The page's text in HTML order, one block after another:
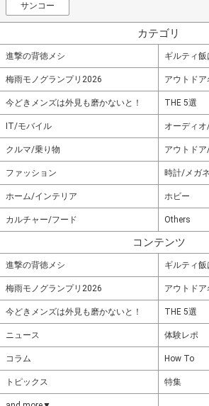
サンコー
カテゴリ
進撃の背徳メシ ギルティ
梅雨モノグランプリ2026 アウトド
今どきメンズは外見も磨かないと！ THE 5選
IT/モバイル オーディ
クルマ/乗り物 アウトド
ファッション 時計/メガネ
ホーム/インテリア ホビー
カルチャー/フード Others
コンテンツ
進撃の背徳メシ ギルティ
梅雨モノグランプリ2026 アウトド
今どきメンズは外見も磨かないと！ THE 5選
ニュース 体験レポ
コラム How To
トピックス 特集